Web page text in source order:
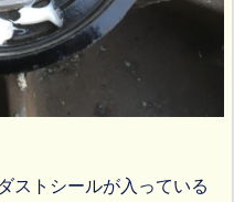
ストシールが入っている